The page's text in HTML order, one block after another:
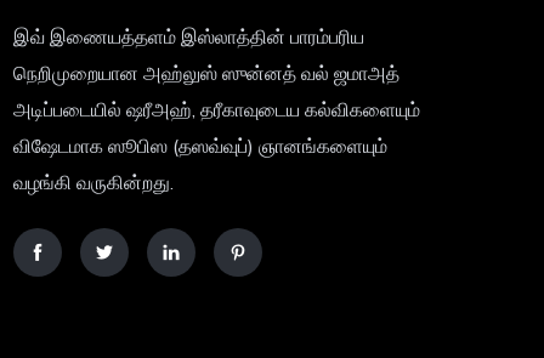
இவ் இணையத்தளம் இஸ்லாத்தின் பாரம்பரிய
நெறிமுறையான அஹ்லுஸ் ஸுன்னத் வல் ஜமாஅத்
அடிப்படையில் ஷரீஅஹ், தரீகாவுடைய கல்விகளையும்
விஷேடமாக ஸூபிஸ (தஸவ்வுப்) ஞானங்களையும்
வழங்கி வருகின்றது.